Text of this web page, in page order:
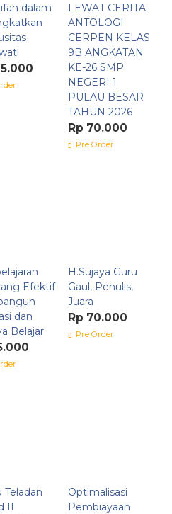
dalam
LEWAT CERITA:
ANTOLOGI
CERPEN KELAS
9B ANGKATAN
KE-26 SMP
NEGERI 1
PULAU BESAR
TAHUN 2026
Rp 70.000
Pre Order
Efektif
dan
Belajar
H.Sujaya Guru
Gaul, Penulis,
Juara
Rp 70.000
Pre Order
Teladan
II
Optimalisasi
Pembiayaan